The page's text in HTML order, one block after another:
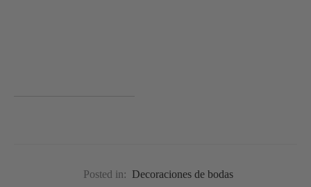
Posted in: Decoraciones de bodas